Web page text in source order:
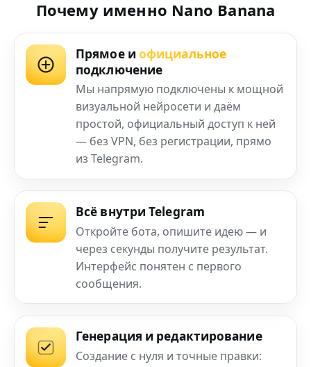
Почему именно Nano Banana
Прямое и официальное
подключение
Мы напрямую подключены к мощной
визуальной нейросети и даём
простой, официальный доступ к ней
— без VPN, без регистрации, прямо
из Telegram.
Всё внутри Telegram
Откройте бота, опишите идею — и
через секунды получите результат.
Интерфейс понятен с первого
сообщения.
Генерация и редактирование
Создание с нуля и точные правки: